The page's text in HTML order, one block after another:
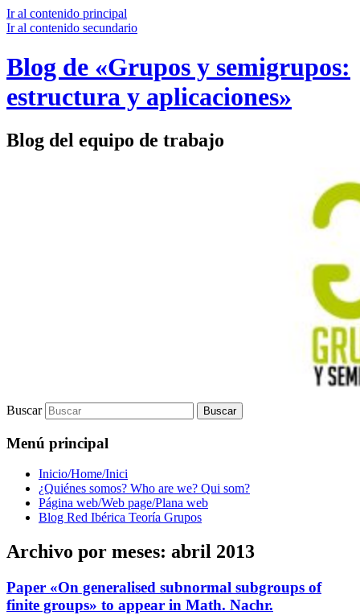
Ir al contenido principal
Ir al contenido secundario
Blog de «Grupos y semigrupos:
estructura y aplicaciones»
Blog del equipo de trabajo
Buscar
Menú principal
Inicio/Home/Inici
¿Quiénes somos? Who are we? Qui som?
Página web/Web page/Plana web
Blog Red Ibérica Teoría Grupos
Archivo por meses: abril 2013
Paper «On generalised subnormal subgroups of
finite groups» to appear in Math. Nachr.